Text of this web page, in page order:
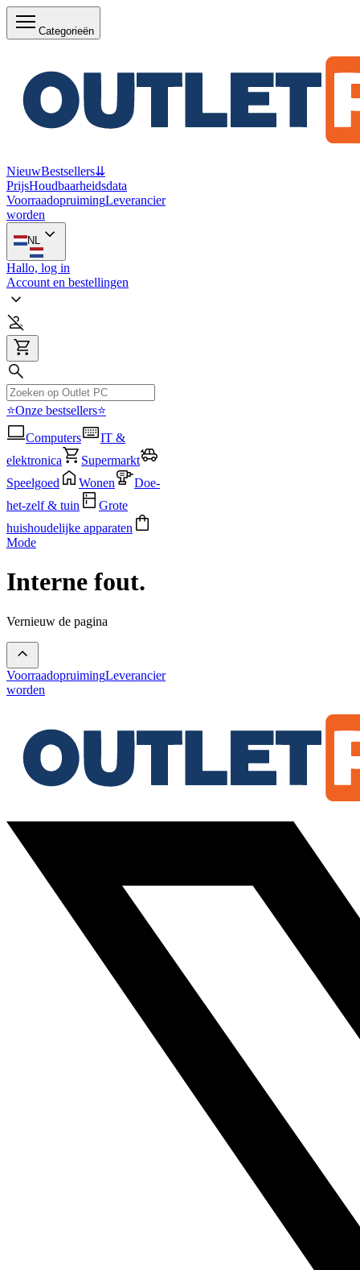
Categorieën
NieuwBestsellers⇊
PrijsHoudbaarheidsdata
VoorraadopruimingLeverancier
worden
NL
Hallo, log in
Account en bestellingen
⭐Onze bestsellers⭐
Computers
IT &
elektronica
Supermarkt
Speelgoed
Wonen
Doe-
het-zelf & tuin
Grote
huishoudelijke apparaten
Mode
Interne fout.
Vernieuw de pagina
VoorraadopruimingLeverancier
worden